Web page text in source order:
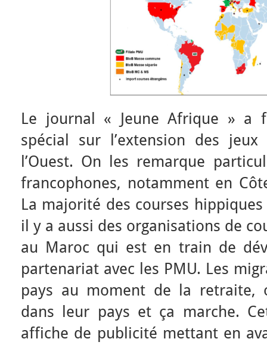
Le journal « Jeune Afrique » a
spécial sur l’extension des
l’Ouest. On les remarque
francophones, notamment en
La majorité des courses
il y a aussi des organisations de
au Maroc qui est en train de
partenariat avec les PMU. Les
pays au moment de la retraite,
dans leur pays et ça marche.
affiche de publicité mettant en